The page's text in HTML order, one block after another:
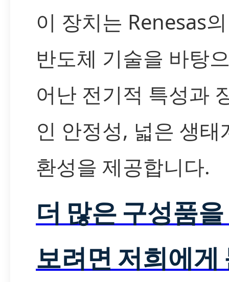
이 장치는 Renesas
반도체 기술을 바탕
어난 전기적 특성과
인 안정성, 넓은 생태
환성을 제공합니다.
더 많은 구성품
보려면 저희에게